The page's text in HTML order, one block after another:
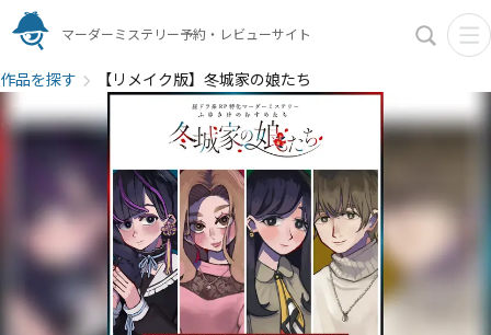
マーダーミステリー予約・レビューサイト
作品を探す 【リメイク版】冬城家の娘たち